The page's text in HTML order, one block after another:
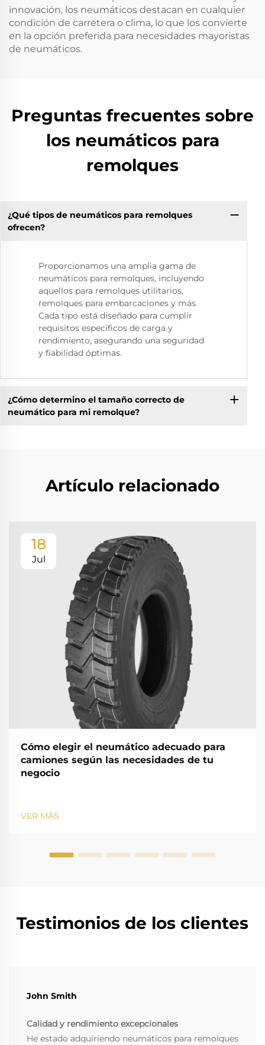
innovación, los neumáticos destacan en cualquier
condición de carretera o clima, lo que los convierte
en la opción preferida para necesidades mayoristas
de neumáticos.
Preguntas frecuentes sobre
los neumáticos para
remolques
¿Qué tipos de neumáticos para remolques
ofrecen?
Proporcionamos una amplia gama de
neumáticos para remolques, incluyendo
aquellos para remolques utilitarios,
remolques para embarcaciones y más.
Cada tipo está diseñado para cumplir
requisitos específicos de carga y
rendimiento, asegurando una seguridad
y fiabilidad óptimas.
¿Cómo determino el tamaño correcto de
neumático para mi remolque?
Artículo relacionado
18
Jul
Cómo elegir el neumático adecuado para
camiones según las necesidades de tu
negocio
VER MÁS
Testimonios de los clientes
John Smith
Calidad y rendimiento excepcionales
He estado adquiriendo neumáticos para remolques